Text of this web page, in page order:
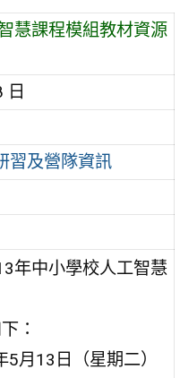
慧課程模組教材資源
日
習及營隊資訊
年中小學校人工智慧
：
月13日（星期二）